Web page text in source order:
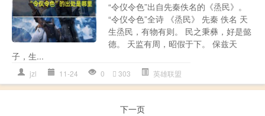
“令仪令色”出自先秦佚名的《烝民》。
“令仪令色”全诗 《烝民》 先秦 佚名 天
生烝民，有物有则。 民之秉彝，好是懿
德。 天监有周，昭假于下。 保兹天
子，生...
jzl 11-24 0 303 英雄联盟
下一页